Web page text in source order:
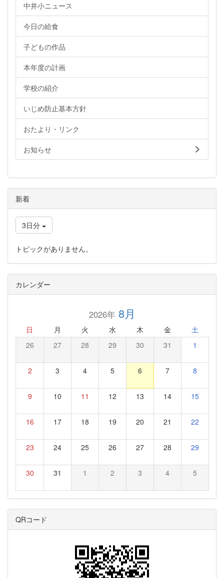
中井小ニュース
今日の給食
子どもの作品
本年度の計画
学校の紹介
いじめ防止基本方針
おたより・リンク
お知らせ
新着
3日分
トピックがありません。
カレンダー
2026年8月
日 月 火 水 木 金 土
26 27 28 29 30 31 1
2 3 4 5 6 7 8
9 10 11 12 13 14 15
16 17 18 19 20 21 22
23 24 25 26 27 28 29
30 31 1 2 3 4 5
QRコード